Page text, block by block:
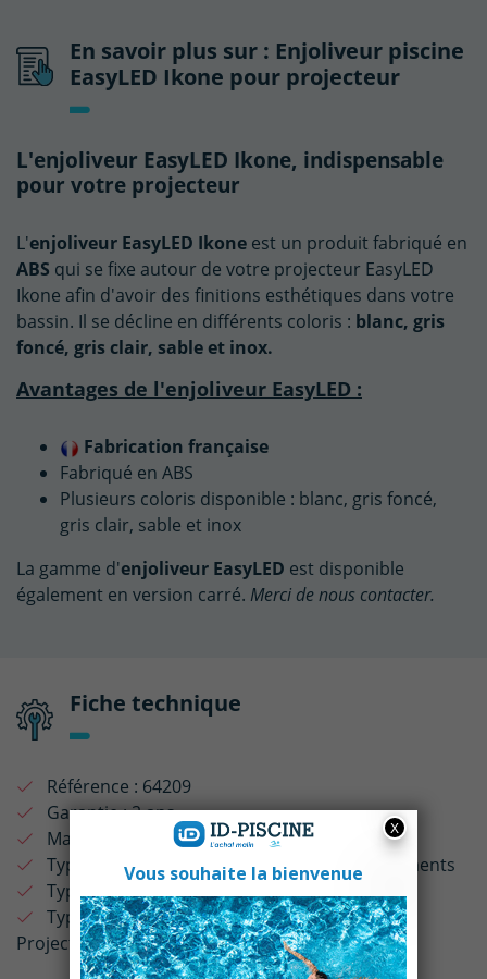
En savoir plus sur : Enjoliveur piscine
EasyLED Ikone pour projecteur
L'enjoliveur EasyLED Ikone, indispensable
pour votre projecteur
L'enjoliveur EasyLED Ikone est un produit fabriqué en
ABS qui se fixe autour de votre projecteur EasyLED
Ikone afin d'avoir des finitions esthétiques dans votre
bassin. Il se décline en différents coloris : blanc, gris
foncé, gris clair, sable et inox.
Avantages de l'enjoliveur EasyLED :
Fabrication française
Fabriqué en ABS
Plusieurs coloris disponible : blanc, gris foncé,
gris clair, sable et inox
La gamme d'enjoliveur EasyLED est disponible
également en version carré. Merci de nous contacter.
Fiche technique
Référence : 64209
Garantie :2 ans
Matière :
Type de revêtements : Tous types de revêtements
Type de piscine :
Type de produit :Enjoliveur
Projecteur